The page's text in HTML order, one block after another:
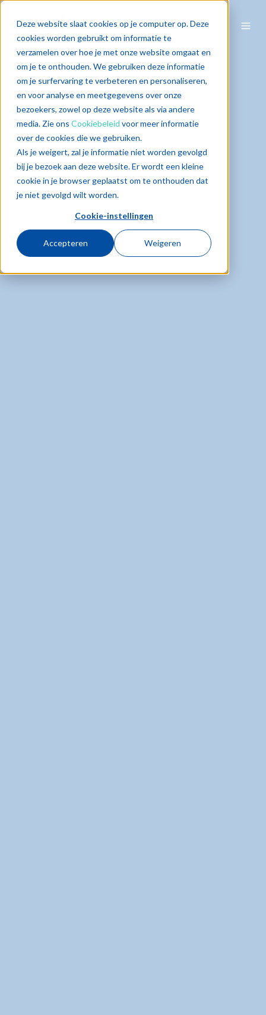
Deze website slaat cookies op je computer op. Deze
cookies worden gebruikt om informatie te
verzamelen over hoe je met onze website omgaat en
om je te onthouden. We gebruiken deze informatie
om je surfervaring te verbeteren en personaliseren,
en voor analyse en meetgegevens over onze
bezoekers, zowel op deze website als via andere
media. Zie ons Cookiebeleid voor meer informatie
over de cookies die we gebruiken.
Als je weigert, zal je informatie niet worden gevolgd
bij je bezoek aan deze website. Er wordt een kleine
cookie in je browser geplaatst om te onthouden dat
je niet gevolgd wilt worden.
Cookie-instellingen
Accepteren Weigeren